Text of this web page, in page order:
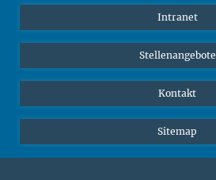
Instagram
LinkedIn
Intranet
Stellenangebote
Kontakt
Sitemap